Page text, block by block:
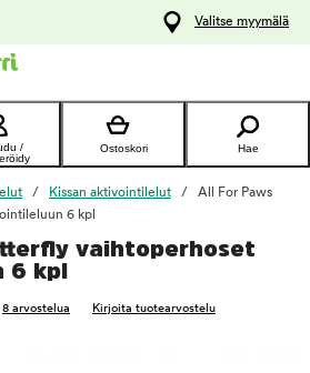
Valitse myymälä
/
Ostoskori Hae
Kissan aktivointilelut
All For Paws
6 kpl
vaihtoperhoset
6 kpl
8 arvostelua Kirjoita tuotearvostelu